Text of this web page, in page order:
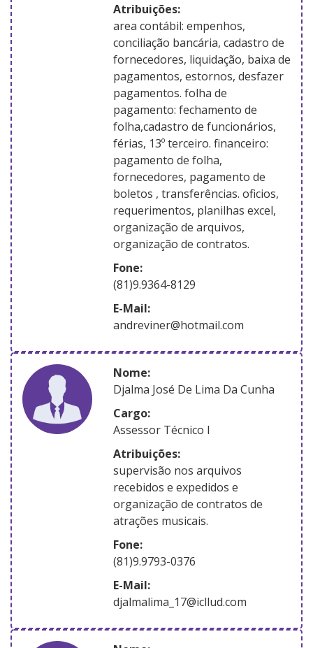
atribuições:
area contábil: empenhos,
conciliação bancária, cadastro de
fornecedores, liquidação, baixa de
pagamentos, estornos, desfazer
pagamentos. folha de
pagamento: fechamento de
folha,cadastro de funcionários,
férias, 13º terceiro. financeiro:
pagamento de folha,
fornecedores, pagamento de
boletos , transferências. oficios,
requerimentos, planilhas excel,
organização de arquivos,
organização de contratos.
Fone:
(81)9.9364-8129
E-Mail:
andreviner@hotmail.com
nome:
Djalma José De Lima Da Cunha
Cargo:
Assessor Técnico I
atribuições:
supervisão nos arquivos
recebidos e expedidos e
organização de contratos de
atrações musicais.
Fone:
(81)9.9793-0376
E-Mail:
djalmalima_17@icllud.com